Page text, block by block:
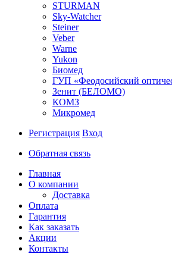
STURMAN
Sky-Watcher
Steiner
Veber
Warne
Yukon
Биомед
ГУП «Феодосийский
Зенит (БЕЛОМО)
КОМЗ
Микромед
Регистрация Вход
Обратная связь
Главная
О компании
Доставка
Оплата
Гарантия
Как заказать
Акции
Контакты